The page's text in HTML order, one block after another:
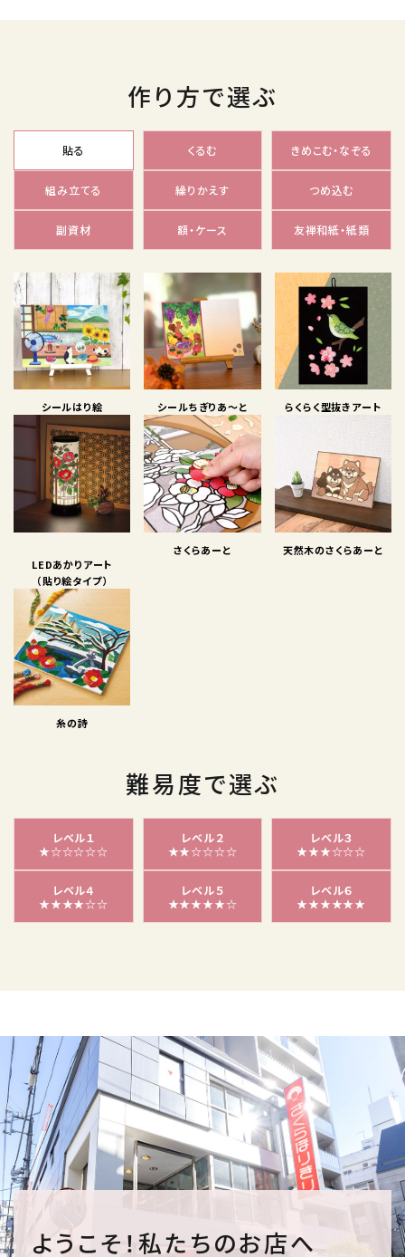
作り方で選ぶ
貼る くるむ きめこむ・なぞる
組み立てる 繰りかえす つめ込む
副資材 額・ケース 友禅和紙・紙類
シールはり絵 シールちぎりあ〜と らくらく型抜きアート
LEDあかりアート
（貼り絵タイプ）
さくらあーと 天然木のさくらあーと
糸の詩
難易度で選ぶ
レベル１
★☆☆☆☆☆
レベル２
★★☆☆☆☆
レベル３
★★★☆☆☆
レベル４
★★★★☆☆
レベル５
★★★★★☆
レベル６
★★★★★★
ようこそ！私たちのお店へ